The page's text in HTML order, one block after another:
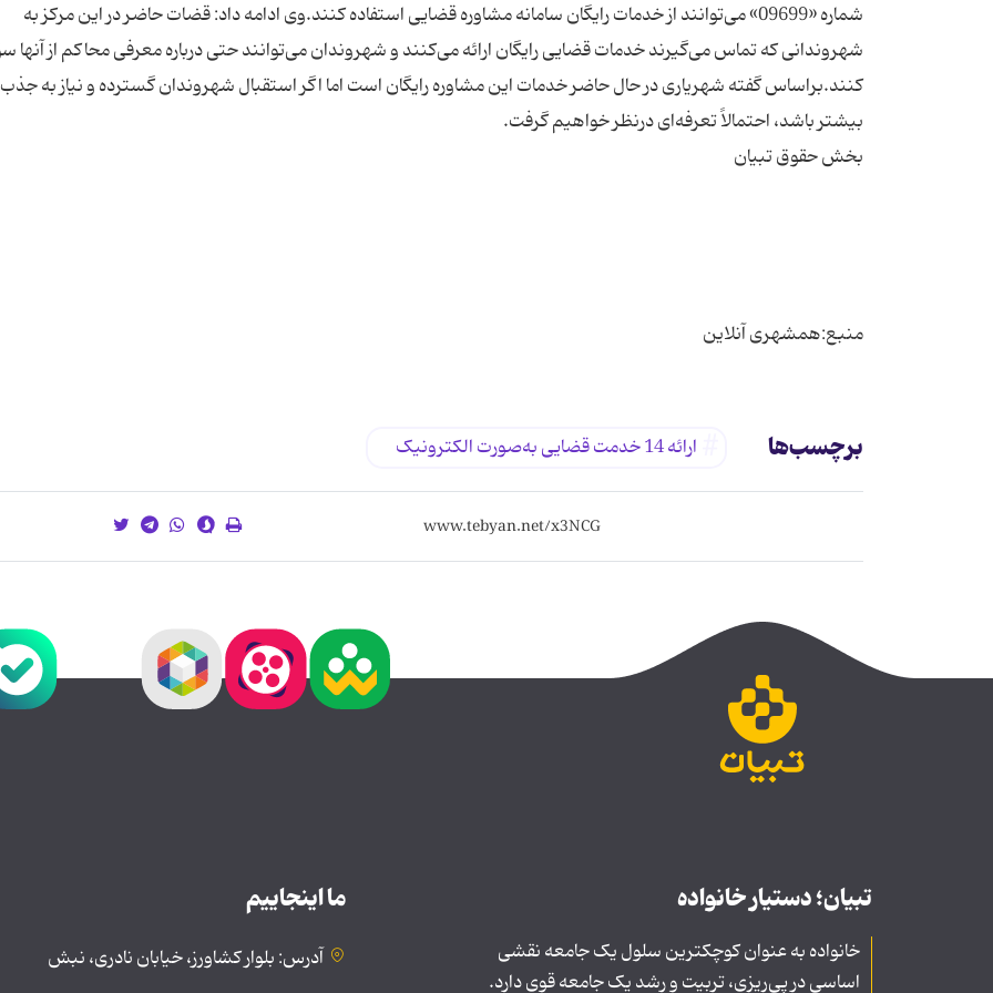
شماره «09699» می‌توانند از خدمات رایگان سامانه مشاوره قضایی استفاده کنند.وی ادامه داد: قضات حاضر در این مرکز به
شهروندانی که تماس می‌گیرند خدمات قضایی رایگان ارائه می‌کنند و شهروندان می‌توانند حتی درباره معرفی محاکم از آنها
کنند.براساس گفته شهریاری در حال حاضر خدمات این مشاوره رایگان است اما اگر استقبال شهروندان گسترده و نیاز به
منبع:همشهری آنلاین
برچسب‌ها ارائه 14 خدمت قضایی به‌صورت الکترونیک
تبیان؛ دستیار خانواده
خانواده به عنوان کوچکترین سلول یک جامعه نقشی
اساسی در پی‌ریزی، تربیت و رشد یک جامعه قوی دارد.
ما اینجاییم
آدرس: بلوار کشاورز، خیابان نادری، نبش